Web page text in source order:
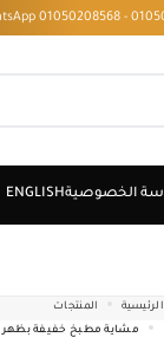
الرئيسية
المنتجات